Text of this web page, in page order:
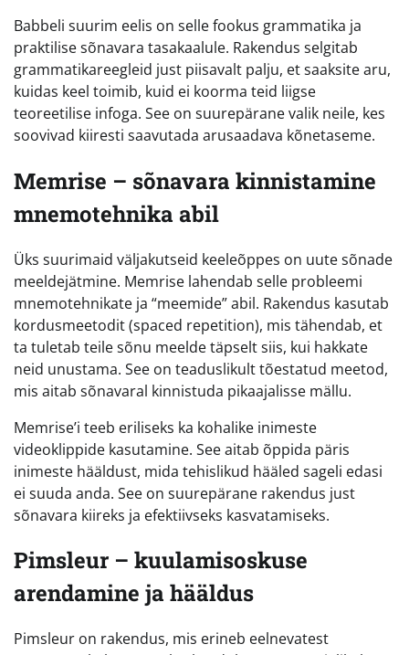
Babbeli suurim eelis on selle fookus grammatika ja
praktilise sõnavara tasakaalule. Rakendus selgitab
grammatikareegleid just piisavalt palju, et saaksite aru,
kuidas keel toimib, kuid ei koorma teid liigse
teoreetilise infoga. See on suurepärane valik neile, kes
soovivad kiiresti saavutada arusaadava kõnetaseme.
Memrise – sõnavara kinnistamine
mnemotehnika abil
Üks suurimaid väljakutseid keeleõppes on uute sõnade
meeldejätmine. Memrise lahendab selle probleemi
mnemotehnikate ja “meemide” abil. Rakendus kasutab
kordusmeetodit (spaced repetition), mis tähendab, et
ta tuletab teile sõnu meelde täpselt siis, kui hakkate
neid unustama. See on teaduslikult tõestatud meetod,
mis aitab sõnavaral kinnistuda pikaajalisse mällu.
Memrise’i teeb eriliseks ka kohalike inimeste
videoklippide kasutamine. See aitab õppida päris
inimeste hääldust, mida tehislikud hääled sageli edasi
ei suuda anda. See on suurepärane rakendus just
sõnavara kiireks ja efektiivseks kasvatamiseks.
Pimsleur – kuulamisoskuse
arendamine ja hääldus
Pimsleur on rakendus, mis erineb eelnevatest